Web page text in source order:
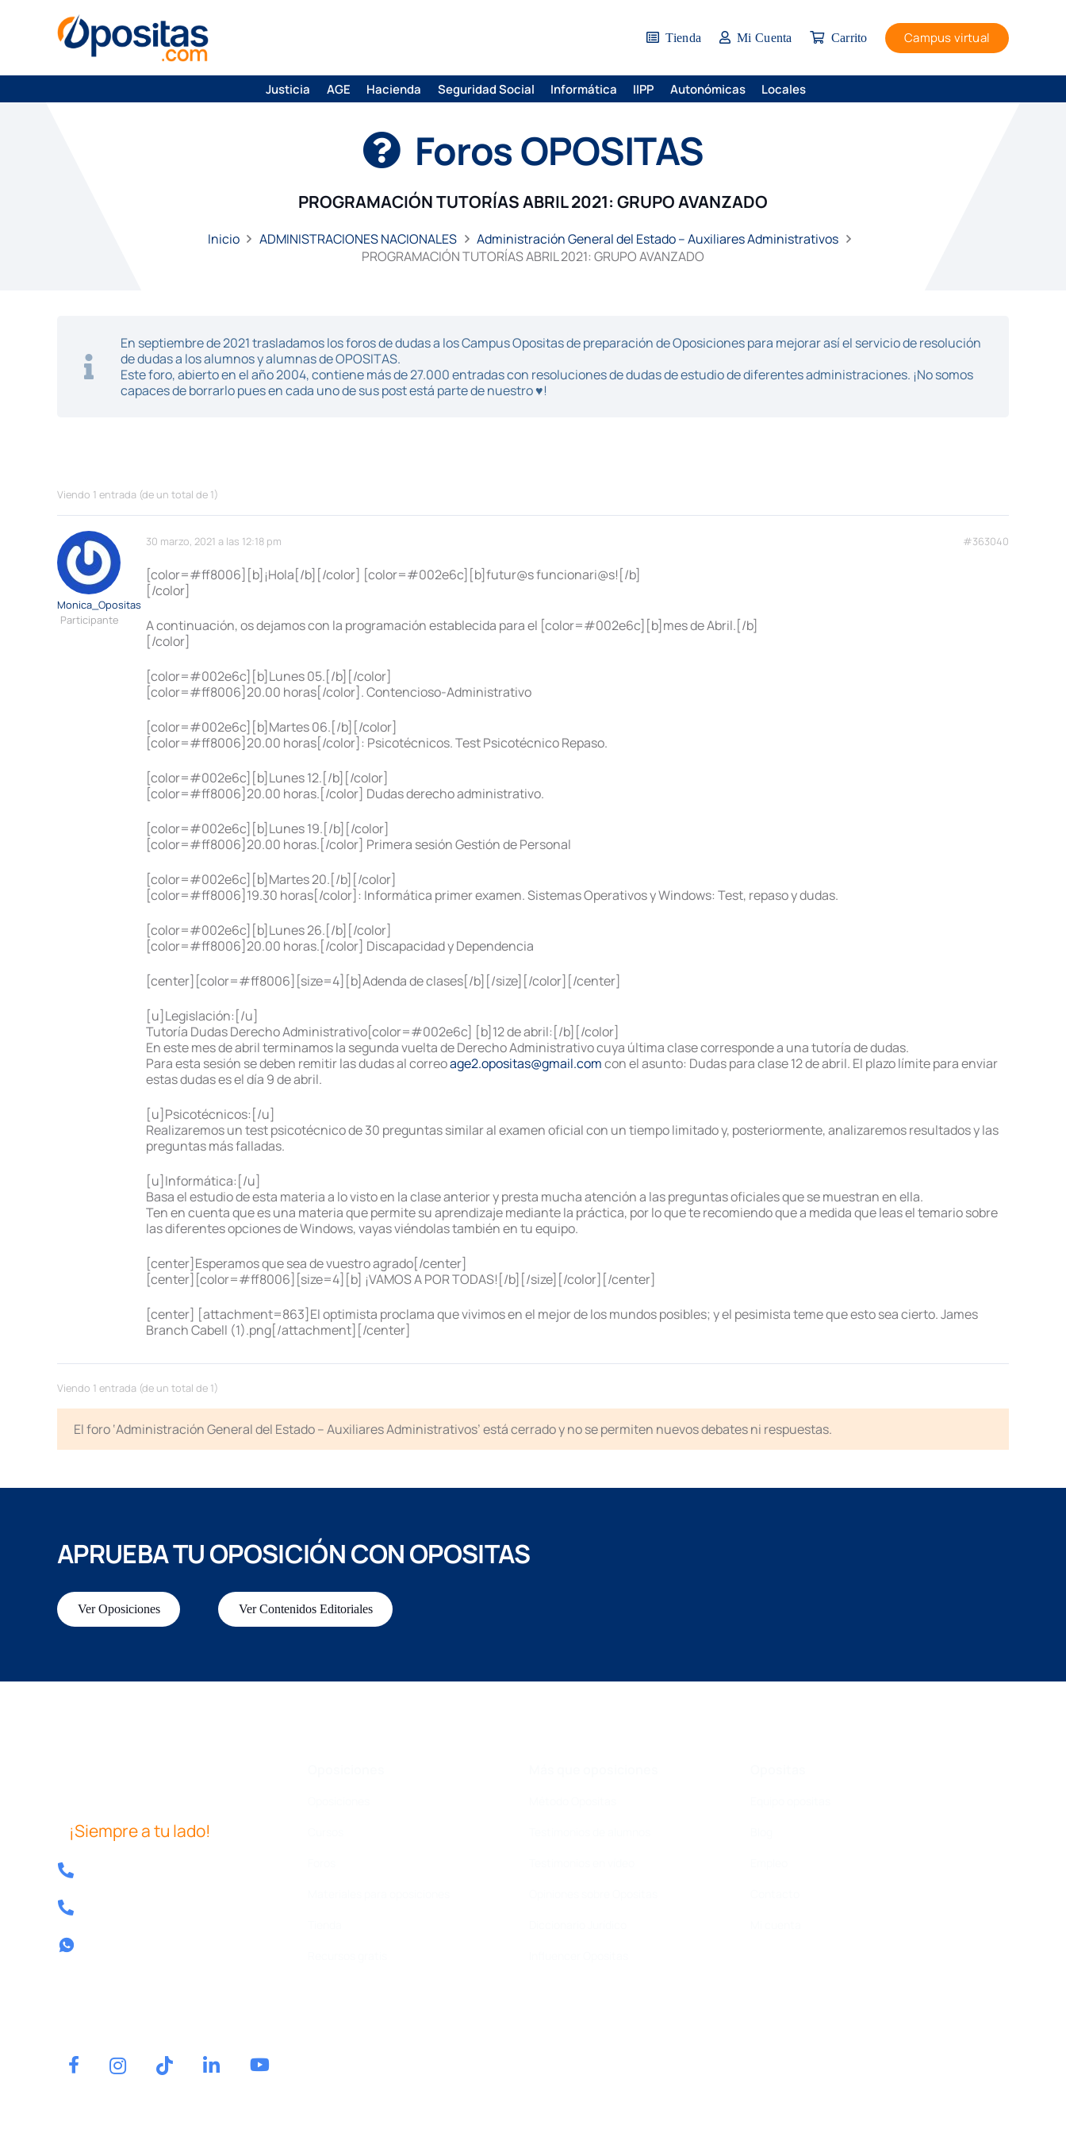
Tienda Mi Cuenta Carrito Campus virtual
Justicia AGE Hacienda Seguridad Social Informática IIPP Autonómicas Locales
Foros OPOSITAS
PROGRAMACIÓN TUTORÍAS ABRIL 2021: GRUPO AVANZADO
Inicio ADMINISTRACIONES NACIONALES
Administración General del Estado – Auxiliares Administrativos
PROGRAMACIÓN TUTORÍAS ABRIL 2021: GRUPO AVANZADO
En septiembre de 2021 trasladamos los foros de dudas a los Campus Opositas de preparación de Oposiciones para mejorar así el servicio de resolución
de dudas a los alumnos y alumnas de OPOSITAS.
Este foro, abierto en el año 2004, contiene más de 27.000 entradas con resoluciones de dudas de estudio de diferentes administraciones. ¡No somos
capaces de borrarlo pues en cada uno de sus post está parte de nuestro ♥!
Viendo 1 entrada (de un total de 1)
30 marzo, 2021 a las 12:18 pm #363040
Monica_Opositas
Participante
[color=#ff8006][b]¡Hola[/b][/color] [color=#002e6c][b]futur@s funcionari@s![/b]
[/color]
A continuación, os dejamos con la programación establecida para el [color=#002e6c][b]mes de Abril.[/b]
[/color]
[color=#002e6c][b]Lunes 05.[/b][/color]
[color=#ff8006]20.00 horas[/color]. Contencioso-Administrativo
[color=#002e6c][b]Martes 06.[/b][/color]
[color=#ff8006]20.00 horas[/color]: Psicotécnicos. Test Psicotécnico Repaso.
[color=#002e6c][b]Lunes 12.[/b][/color]
[color=#ff8006]20.00 horas.[/color] Dudas derecho administrativo.
[color=#002e6c][b]Lunes 19.[/b][/color]
[color=#ff8006]20.00 horas.[/color] Primera sesión Gestión de Personal
[color=#002e6c][b]Martes 20.[/b][/color]
[color=#ff8006]19.30 horas[/color]: Informática primer examen. Sistemas Operativos y Windows: Test, repaso y dudas.
[color=#002e6c][b]Lunes 26.[/b][/color]
[color=#ff8006]20.00 horas.[/color] Discapacidad y Dependencia
[center][color=#ff8006][size=4][b]Adenda de clases[/b][/size][/color][/center]
[u]Legislación:[/u]
Tutoría Dudas Derecho Administrativo[color=#002e6c] [b]12 de abril:[/b][/color]
En este mes de abril terminamos la segunda vuelta de Derecho Administrativo cuya última clase corresponde a una tutoría de dudas.
Para esta sesión se deben remitir las dudas al correoage2.opositas@gmail.comcon el asunto: Dudas para clase 12 de abril. El plazo límite para enviar
estas dudas es el día 9 de abril.
[u]Psicotécnicos:[/u]
Realizaremos un test psicotécnico de 30 preguntas similar al examen oficial con un tiempo limitado y, posteriormente, analizaremos resultados y las
preguntas más falladas.
[u]Informática:[/u]
Basa el estudio de esta materia a lo visto en la clase anterior y presta mucha atención a las preguntas oficiales que se muestran en ella.
Ten en cuenta que es una materia que permite su aprendizaje mediante la práctica, por lo que te recomiendo que a medida que leas el temario sobre
las diferentes opciones de Windows, vayas viéndolas también en tu equipo.
[center]Esperamos que sea de vuestro agrado[/center]
[center][color=#ff8006][size=4][b] ¡VAMOS A POR TODAS![/b][/size][/color][/center]
[center] [attachment=863]El optimista proclama que vivimos en el mejor de los mundos posibles; y el pesimista teme que esto sea cierto. James
Branch Cabell (1).png[/attachment][/center]
Viendo 1 entrada (de un total de 1)
El foro ‘Administración General del Estado – Auxiliares Administrativos’ está cerrado y no se permiten nuevos debates ni respuestas.
APRUEBA TU OPOSICIÓN CON OPOSITAS
Ver Oposiciones Ver Contenidos Editoriales
¡Siempre a tu lado!